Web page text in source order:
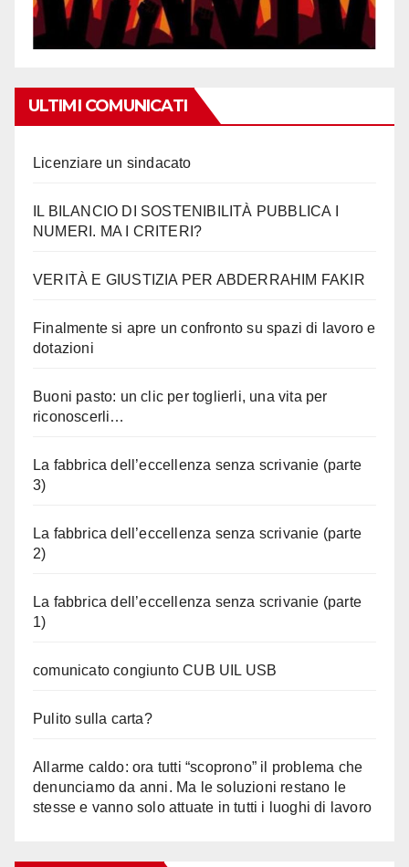
ULTIMI COMUNICATI
Licenziare un sindacato
IL BILANCIO DI SOSTENIBILITÀ PUBBLICA I
NUMERI. MA I CRITERI?
VERITÀ E GIUSTIZIA PER ABDERRAHIM FAKIR
Finalmente si apre un confronto su spazi di lavoro e
dotazioni
Buoni pasto: un clic per toglierli, una vita per
riconoscerli…
La fabbrica dell’eccellenza senza scrivanie (parte
3)
La fabbrica dell’eccellenza senza scrivanie (parte
2)
La fabbrica dell’eccellenza senza scrivanie (parte
1)
comunicato congiunto CUB UIL USB
Pulito sulla carta?
Allarme caldo: ora tutti “scoprono” il problema che
denunciamo da anni. Ma le soluzioni restano le
stesse e vanno solo attuate in tutti i luoghi di lavoro